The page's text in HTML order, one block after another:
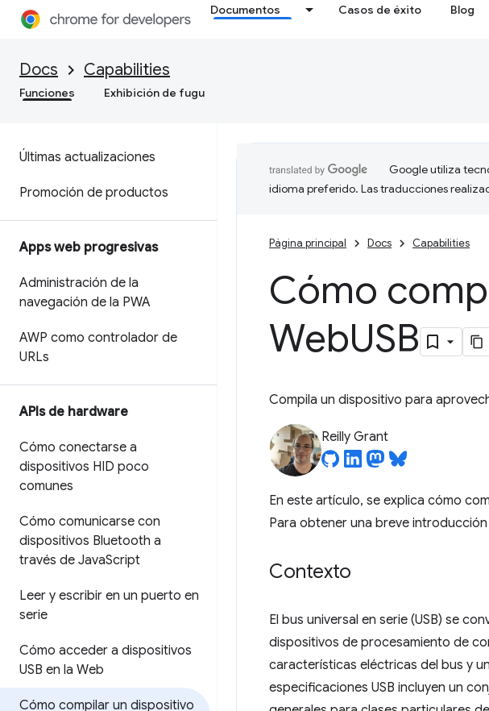
Documentos Casos de éxito Blog
Docs Capabilities
Funciones Exhibición de fugu
Últimas actualizaciones
Promoción de productos
Apps web progresivas
Administración de la
navegación de la PWA
AWP como controlador de
URLs
APIs de hardware
Cómo conectarse a
dispositivos HID poco
comunes
Cómo comunicarse con
dispositivos Bluetooth a
través de JavaScript
Leer y escribir en un puerto en
serie
Cómo acceder a dispositivos
USB en la Web
Cómo compilar un dispositivo
Google utiliza
idioma preferido. Las traducciones
Página principal Docs Capabilities
Cómo
WebUSB
Compila un dispositivo para
Reilly Grant
En este artículo, se explica cómo
Para obtener una breve introducción
Contexto
El bus universal en serie (USB) se
dispositivos de procesamiento de
características eléctricas del bus y
especificaciones USB incluyen un